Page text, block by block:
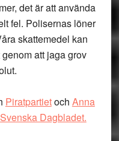
det är att använda
fel. Polisernas löner
skattemedel kan
att jaga grov
Piratpartietoch Anna
Svenska Dagbladet.